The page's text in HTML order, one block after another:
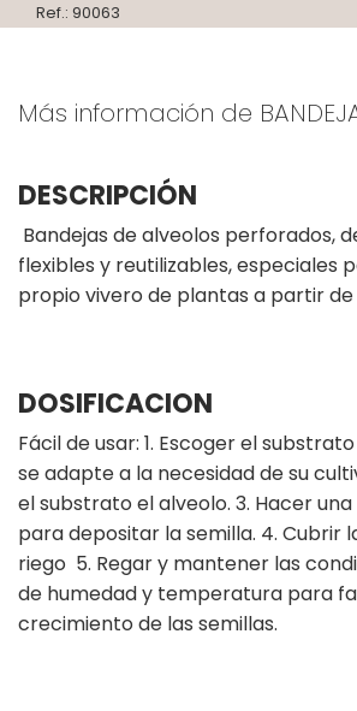
Ref.: 90063
Más información de BANDEJA
DESCRIPCIÓN
Bandejas de alveolos perforados,
flexibles y reutilizables, especiales
propio vivero de plantas a partir de
DOSIFICACION
Fácil de usar: 1. Escoger el
se adapte a la necesidad de su
el substrato el alveolo. 3. Hacer
para depositar la semilla. 4. Cubrir
riego 5. Regar y mantener las
de humedad y temperatura para
crecimiento de las semillas.